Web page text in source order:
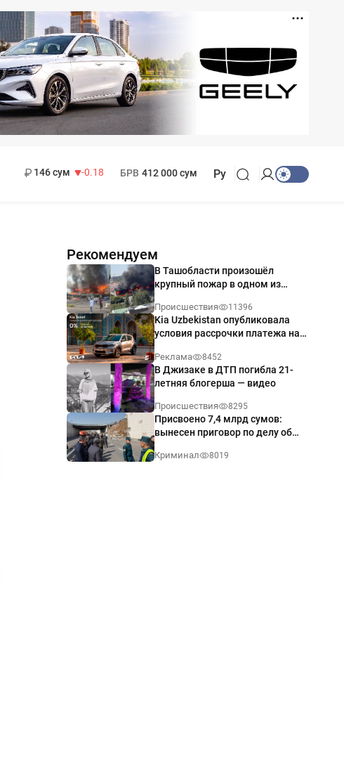
146 сум
-0.18
БРВ 412 000 сум Ру
Рекомендуем
В Ташобласти произошёл
крупный пожар в одном из
Происшествия 11396
Kia Uzbekistan опубликовала
условия рассрочки платежа на
годовых
Реклама 8452
В Джизаке в ДТП погибла 21-
летняя блогерша — видео
Происшествия 8295
Присвоено 7,4 млрд сумов:
вынесен приговор по делу об
Ташкенте
Криминал 8019